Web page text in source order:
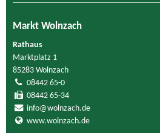
Markt Wolnzach
Rathaus
Marktplatz 1
85283 Wolnzach
08442 65-0
08442 65-34
info@wolnzach.de
www.wolnzach.de